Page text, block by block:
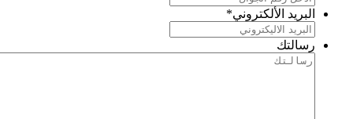
البريد الألكتروني*
رسالتك